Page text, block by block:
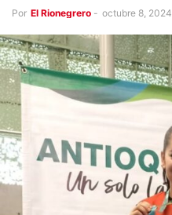
Por El Rionegrero - octubre 8, 2024